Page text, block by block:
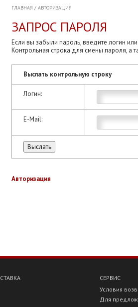
ГЛАВНАЯ / АВТОРИЗАЦИЯ
ЗАПРОС ПАРОЛЯ
Если вы забыли пароль, введите логин
Контрольная строка для смены пароля, а
Выслать контрольную строку
Логин:
E-Mail:
Авторизация
СЕРВИС
Условия
Для